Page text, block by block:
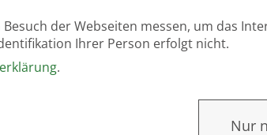
der Webseiten messen, um das
Ihrer Person erfolgt nicht.
.
Nur